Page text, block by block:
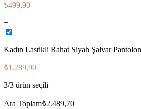
₺499,90
+
Kadın Lastikli Rahat Siyah Şalvar Pantolon
₺1.289,90
3/3 ürün seçili
Ara Toplam₺2.489,70